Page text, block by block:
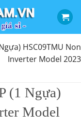
HSC09TMU Non
Inverter Model 2023
(1 Ngựa)
Model